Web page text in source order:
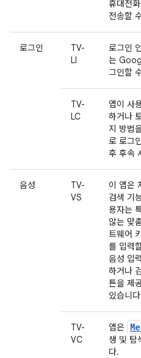
휴대전
전송할
로그인
TV-
LI
로그인
는
그인할
TV-
LC
앱이 사
하거나
지 방법
로 로그
후 후속
음성
TV-
VS
이 앱은
검색 기
용자는
않는 맞
트웨어
를 입력
음성 입
하거나
튼을 제
있습니
TV-
VC
앱은
생 및 탐
다.